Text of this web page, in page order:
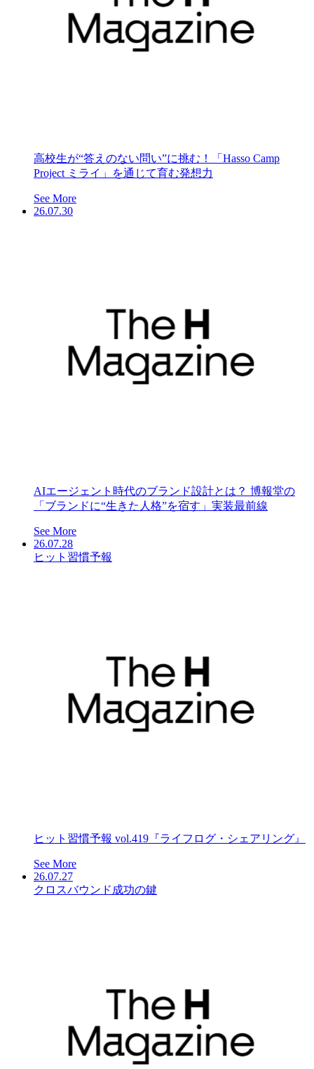
高校生が“答えのない問い”に挑む！「Hasso Camp
Project ミライ」を通じて育む発想力
See More
26.07.30
AIエージェント時代のブランド設計とは？ 博報堂の
「ブランドに“生きた人格”を宿す」実装最前線
See More
26.07.28
ヒット習慣予報
ヒット習慣予報 vol.419『ライフログ・シェアリング』
See More
26.07.27
クロスバウンド成功の鍵